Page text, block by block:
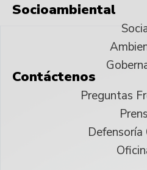
Socioambiental
Contáctenos
Preguntas
Defensoría